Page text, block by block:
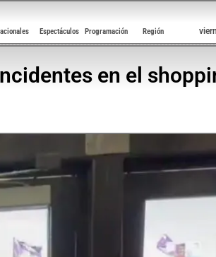
Espectáculos Programación Región
en el